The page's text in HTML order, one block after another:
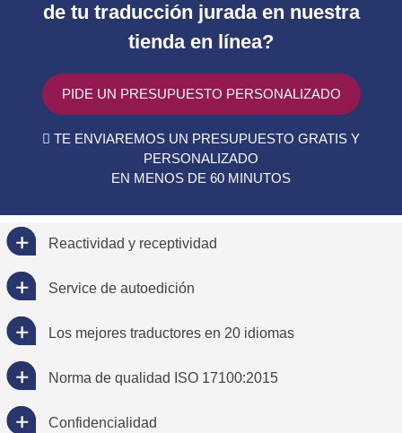
de tu traducción jurada en nuestra
tienda en línea?
PIDE UN PRESUPUESTO PERSONALIZADO
TE ENVIAREMOS UN PRESUPUESTO GRATIS Y
PERSONALIZADO
EN MENOS DE 60 MINUTOS
Reactividad y receptividad
Service de autoedición
Los mejores traductores en 20 idiomas
Norma de qualidad ISO 17100:2015
Confidencialidad